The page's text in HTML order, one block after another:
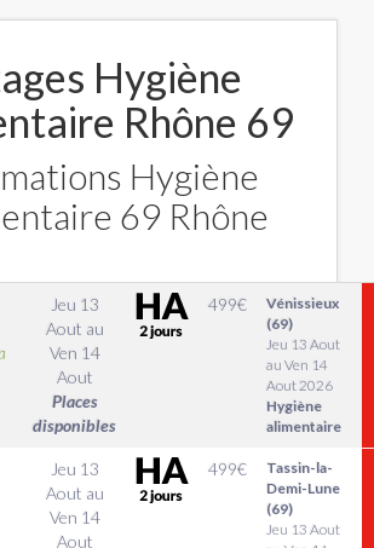
Hygiène
Rhône 69
Hygiène
69 Rhône
Jeu 13
Aout au
Ven 14
Aout
Places
disponibles
499€
Vénissieux
(69)
Jeu 13 Aout
au Ven 14
Aout 2026
Hygiène
alimentaire
Jeu 13
Aout au
Ven 14
Aout
499€
Tassin-la-
Demi-Lune
(69)
Jeu 13 Aout